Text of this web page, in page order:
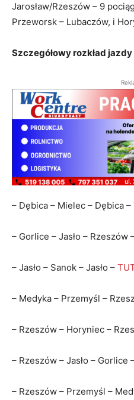
Jarosław/Rzeszów – 9
Przeworsk – Lubaczów, i
Szczegółowy rozkład
– Dębica – Mielec – Dębica –
– Gorlice – Jasło – Rzeszów
– Jasło – Sanok – Jasło –
– Medyka – Przemyśl –
– Rzeszów – Horyniec –
– Rzeszów – Jasło – Gorlice
– Rzeszów – Przemyśl –